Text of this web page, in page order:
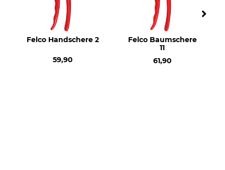
Felco Handschere 2
59,90
Felco Baumschere
11
61,90